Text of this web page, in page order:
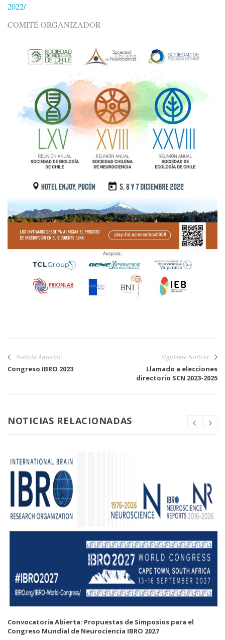
2022/
COMITÉ ORGANIZADOR
Noticia Anterior
Congreso IBRO 2023
Siguiente Noticia
Llamado a elecciones
directorio SCN 2023-2025
NOTICIAS RELACIONADAS
Convocatoria Abierta: Propuestas de Simposios para el
Congreso Mundial de Neurociencia IBRO 2027